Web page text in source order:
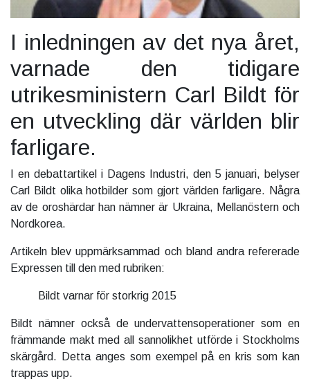
I inledningen av det nya året,
varnade den tidigare
utrikesministern Carl Bildt för
en utveckling där världen blir
farligare.
I en debattartikel i Dagens Industri, den 5 januari, belyser
Carl Bildt olika hotbilder som gjort världen farligare. Några
av de oroshärdar han nämner är Ukraina, Mellanöstern och
Nordkorea.
Artikeln blev uppmärksammad och bland andra refererade
Expressen till den med rubriken:
Bildt varnar för storkrig 2015
Bildt nämner också de undervattensoperationer som en
främmande makt med all sannolikhet utförde i Stockholms
skärgård. Detta anges som exempel på en kris som kan
trappas upp.